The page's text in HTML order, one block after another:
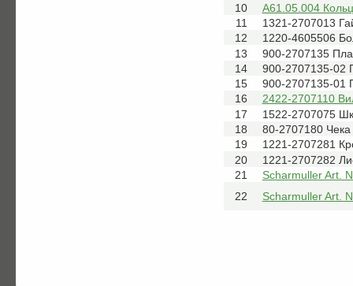
10
А61.05.004
11
1321-2707013
12
1220-4605506
13
900-2707135
14
900-2707135-02
15
900-2707135-01
16
2422-2707110
17
1522-2707075
18
80-2707180 Чека
19
1221-2707281
20
1221-2707282
21
Scharmuller Art.
22
Scharmuller Art.